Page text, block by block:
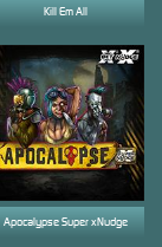
Kill Em All
Apocalypse Super xNudge